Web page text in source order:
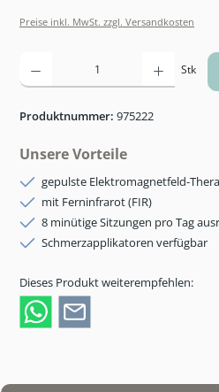
Preise inkl. MwSt. zzgl. Versandkosten
Produkt Anzahl: Gib den gewünschten Wert
Stk
Produktnummer: 975222
Unsere Vorteile
gepulste Elektromagnetfeld-
mit Ferninfrarot (FIR)
8 minütige Sitzungen pro Tag
Schmerzapplikatoren verfügbar
Dieses Produkt weiterempfehlen: